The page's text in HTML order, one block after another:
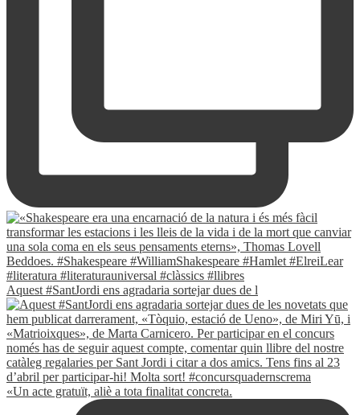
Aquest #SantJordi ens agradaria sortejar dues de l
«Un acte gratuït, aliè a tota finalitat concreta.